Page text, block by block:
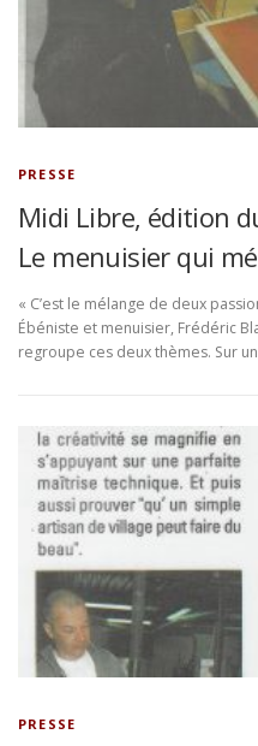
PRESSE
Midi Libre, édition
Le menuisier qui
« C’est le mélange de deux
Ébéniste et menuisier, Frédéric
regroupe ces deux thèmes. Sur
PRESSE